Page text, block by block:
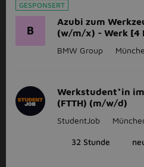
GESPONSERT
B
Azubi zum
(w/m/x) - Werk [4
BMW Group
Werkstudent*in
(FTTH) (m/w/d)
StudentJob
32 Stunde